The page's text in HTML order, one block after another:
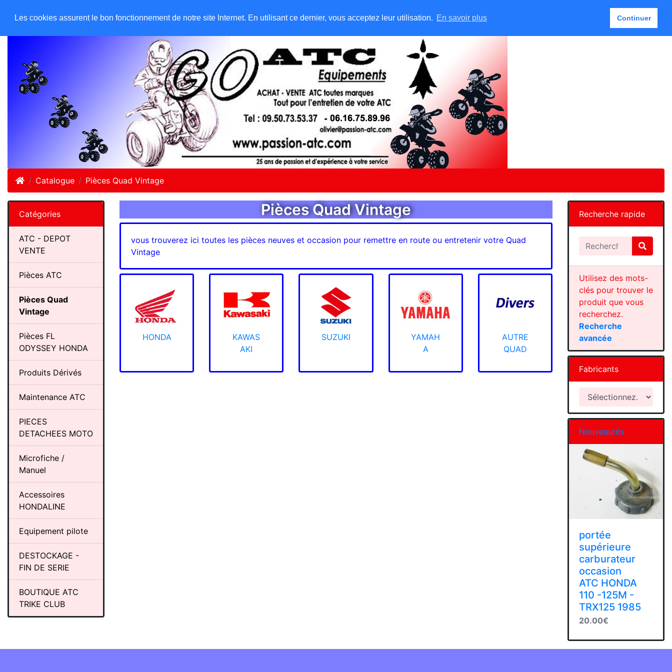
Les cookies assurent le bon fonctionnement de notre site Internet. En utilisant ce dernier, vous acceptez leur utilisation. En savoir plus Continuer
GO ATC EQUIPEMENTS Accueil Français 0 article(s)
Accueil
Catalogue Pièces Quad Vintage
Pièces Quad Vintage
vous trouverez ici toutes les pièces neuves et occasion pour remettre en route ou entretenir votre Quad
Vintage
HONDA
KAWAS
AKI
SUZUKI
YAMAH
A
AUTRE
QUAD
Catégories
ATC - DEPOT
VENTE
Pièces ATC
Pièces Quad
Vintage
Pièces FL
ODYSSEY HONDA
Produits Dérivés
Maintenance ATC
PIECES
DETACHEES MOTO
Microfiche /
Manuel
Accessoires
HONDALINE
Equipement pilote
DESTOCKAGE -
FIN DE SERIE
BOUTIQUE ATC
TRIKE CLUB
Recherche rapide
Utilisez des mots-
clés pour trouver le
produit que vous
recherchez.
Recherche
avancée
Fabricants
Nouveautés
portée
supérieure
carburateur
occasion
ATC HONDA
110 -125M -
TRX125 1985
20.00€